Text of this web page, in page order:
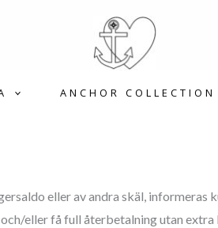
ANCHOR COLLECTION
eller av andra skäl,
eller få full återbetalning utan extra